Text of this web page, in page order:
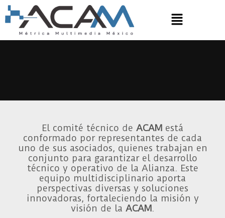
contenido
Menú
COMITÉ TÉCNICO
El comité técnico de ACAM está
conformado por representantes de cada
uno de sus asociados, quienes trabajan en
conjunto para garantizar el desarrollo
técnico y operativo de la Alianza. Este
equipo multidisciplinario aporta
perspectivas diversas y soluciones
innovadoras, fortaleciendo la misión y
visión de la ACAM.